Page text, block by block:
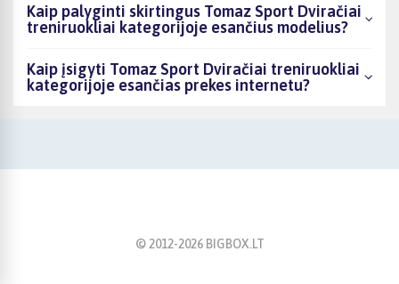
Kaip palyginti skirtingus Tomaz Sport Dviračiai
treniruokliai kategorijoje esančius modelius?
Kaip įsigyti Tomaz Sport Dviračiai treniruokliai
kategorijoje esančias prekes internetu?
© 2012-2026BIGBOX.LT